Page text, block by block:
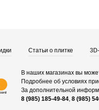
Статьи о плитке
В наших магазинах вы
Подробнее об условиях
За дополнительной
8 (985) 185-49-84, 8 (985)